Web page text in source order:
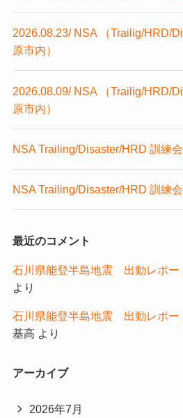
2026.08.23/ NSA （Trailig/HRD/
原市内）
2026.08.09/ NSA （Trailig/HRD/
原市内）
NSA Trailing/Disaster/HRD 訓練
NSA Trailing/Disaster/HRD 訓練
最近のコメント
石川県能登半島地震 出動レポー
より
石川県能登半島地震 出動レポー
基高 より
アーカイブ
2026年7月